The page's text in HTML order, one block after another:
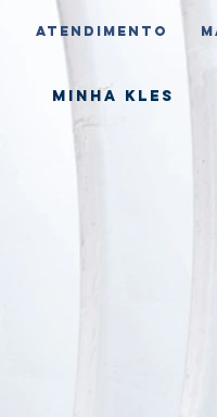
Minha Kles
Atendimento